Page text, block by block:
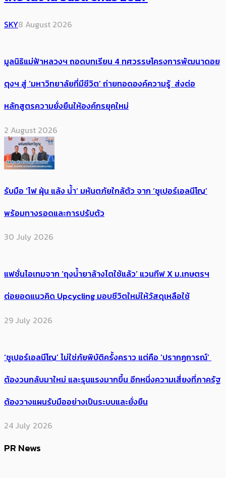
SKY8 August 2026
มูลนิธิแม่ฟ้าหลวงฯ ถอดบทเรียน 4 ทศวรรษโครงการพัฒนาดอย
ตุงฯ สู่ ‘มหาวิทยาลัยที่มีชีวิต’ ถ่ายทอดองค์ความรู้ ส่งต่อ
หลักสูตรความยั่งยืนให้องค์กรยุคใหม่
2 August 2026
รับมือ ‘ไฟ ฝุ่น แล้ง น้ำ’ มหันตภัยใกล้ตัว จาก ‘ซูเปอร์เอลนีโญ’
พร้อมทางรอดและการปรับตัว
30 July 2026
แฟชั่นไอเทมจาก ‘ถุงน้ำยาล้างไตใช้แล้ว’ แวนทีฟ X ม.เกษตรฯ
ต่อยอดแนวคิด Upcycling มอบชีวิตใหม่ให้วัสดุเหลือใช้
29 July 2026
‘ซูเปอร์เอลนีโญ’ ไม่ใช่ภัยพิบัติครั้งคราว แต่คือ ‘ปรากฏการณ์’ ​
ต้อง​วนกลับมาใหม่ และรุนแรงมากขึ้น อีกหนึ่งความเสี่ยงที่ภาครัฐ
ต้องวางแผนรับมืออย่างเป็นระบบและยั่งยืน
24 July 2026
PR News